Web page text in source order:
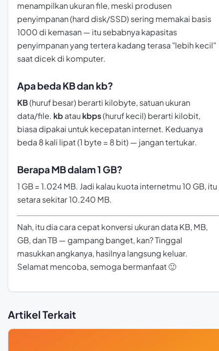
menampilkan ukuran file, meski produsen
penyimpanan (hard disk/SSD) sering memakai basis
1000 di kemasan — itu sebabnya kapasitas
penyimpanan yang tertera kadang terasa "lebih kecil"
saat dicek di komputer.
Apa beda KB dan kb?
KB(huruf besar) berarti kilobyte, satuan ukuran
data/file. kbatau kbps(huruf kecil) berarti kilobit,
biasa dipakai untuk kecepatan internet. Keduanya
beda 8 kali lipat (1 byte = 8 bit) — jangan tertukar.
Berapa MB dalam 1 GB?
1 GB = 1.024 MB. Jadi kalau kuota internetmu 10 GB, itu
setara sekitar 10.240 MB.
Nah, itu dia cara cepat konversi ukuran data KB, MB,
GB, dan TB — gampang banget, kan? Tinggal
masukkan angkanya, hasilnya langsung keluar.
Selamat mencoba, semoga bermanfaat 🙂
Artikel Terkait